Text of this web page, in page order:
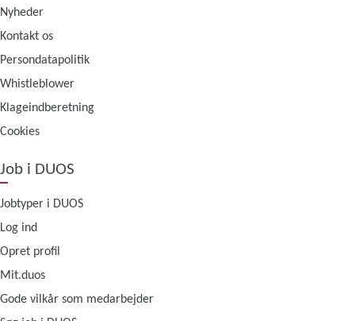
Nyheder
Kontakt os
Persondatapolitik
Whistleblower
Klageindberetning
Cookies
Job i DUOS
Jobtyper i DUOS
Log ind
Opret profil
Mit.duos
Gode vilkår som medarbejder